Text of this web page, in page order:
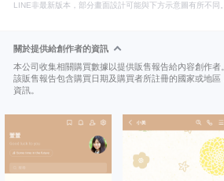
LINE非最新版本，部分畫面設計可能與下方示意圖有所不同。
關於提供給創作者的資訊
本公司收集相關購買數據以提供販售報告給內容創作者。
該販售報告包含購買日期及購買者所註冊的國家或地
資訊。